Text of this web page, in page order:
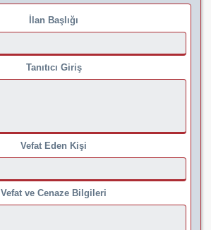
İlan Başlığı
Tanıtıcı Giriş
Vefat Eden Kişi
Vefat ve Cenaze Bilgileri